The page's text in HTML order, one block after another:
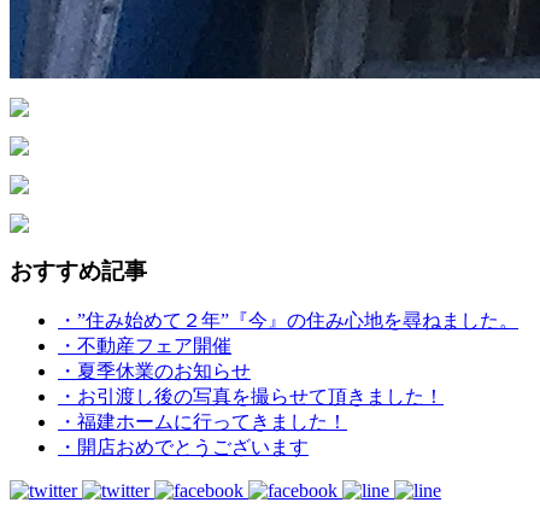
おすすめ記事
・”住み始めて２年”『今』の住み心地を尋ねました。
・不動産フェア開催
・夏季休業のお知らせ
・お引渡し後の写真を撮らせて頂きました！
・福建ホームに行ってきました！
・開店おめでとうございます